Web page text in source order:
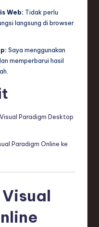
Web: Tidak perlu
langsung di browser
Saya menggunakan
memperbarui hasil
Paradigm Desktop
Paradigm Online ke